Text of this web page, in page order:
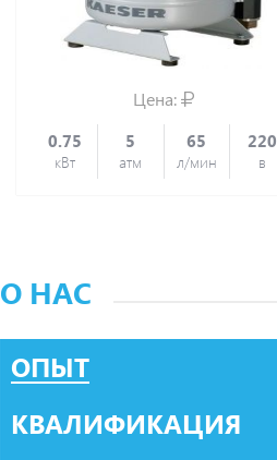
Цена:
0.75
кВт
5
атм
65
л/мин
220
в
О НАС
ОПЫТ
КВАЛИФИКАЦИЯ